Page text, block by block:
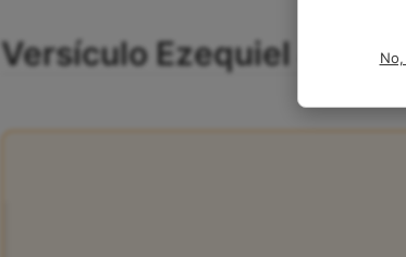
Versículo Ezequiel 43:2